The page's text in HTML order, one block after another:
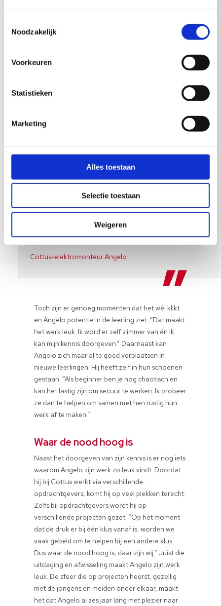
Noodzakelijk
Voorkeuren
Statistieken
Marketing
Alles toestaan
Selectie toestaan
Weigeren
Het hebben van leuke
collega’s is de reden
dat ik nu al zes jaar lang
bij Cottus werk.
Cottus-elektromonteur Angelo
Toch zijn er genoeg momenten dat het wél klikt
en Angelo potentie in de leerling ziet. “Dat maakt
het werk leuk. Ik word er zelf slimmer van én ik
kan mijn kennis doorgeven.” Daarnaast kan
Angelo zich maar al te goed verplaatsen in
nieuwe leerlingen. Hij heeft zelf in hun schoenen
gestaan. “Als beginner ben je nog chaotisch en
kan het lastig zijn om secuur te werken. Ik probeer
ze dan te helpen om samen met hen rustig hun
werk af te maken.”
Waar de nood hoog is
Naast het doorgeven van zijn kennis is er nog iets
waarom Angelo zijn werk zo leuk vindt. Doordat
hij bij Cottus werkt via verschillende
opdrachtgevers, komt hij op veel plekken terecht.
Zelfs bij opdrachtgevers wordt hij op
verschillende projecten gezet. “Op het moment
dat de druk er bij één klus vanaf is, worden we
vaak gebeld om te helpen bij een andere klus.
Dus waar de nood hoog is, daar zijn wij.” Juist die
uitdaging en afwisseling maakt Angelo zijn werk
leuk. De sfeer die op projecten heerst, gezellig
met de jongens en meiden onder elkaar, maakt
het dat Angelo al zes jaar lang met plezier naar